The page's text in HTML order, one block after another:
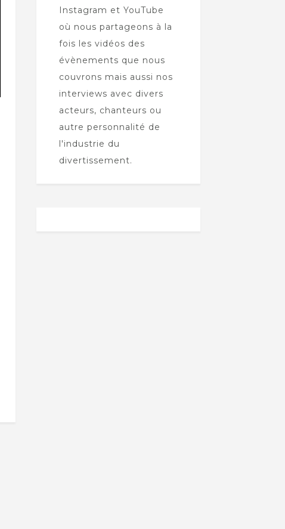
Instagram et YouTube
où nous partageons à la
fois les vidéos des
évènements que nous
couvrons mais aussi nos
interviews avec divers
acteurs, chanteurs ou
autre personnalité de
l'industrie du
divertissement.